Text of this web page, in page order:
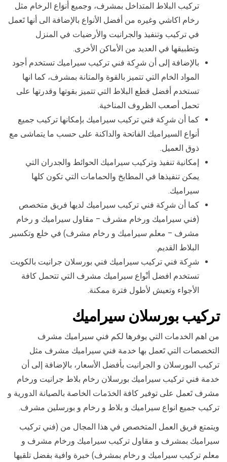
تركيب البلاط المتداخل بمشرف، وجميع أنوَاع الرخام مثل
رخام اكاشي وغيره من أفضل الأنواع بالإضافة الى أنها تَعمل
في تركيب وتنفيذ والجرانيت والأرضيات في المنزل
وتطبيقها في العديد من الأماكن الأخرى.
بالإضافة إلى أن شرِكة فني تركيب سيراميك تستخدم أجود
المواد الخام التي تتميز بالقوة والمتانة بمشرف، كما انها
تستخدم أفضل قطع البلاط التي تتميز بقوتها وقدرتها على
تحمل أصعب الظروف المناخية.
كما أن شرِكة فني تركيب سيراميك بإمكانها تركيب جميع
أنواع السيراميك الفاتحة والداكنة على حسب ما يتماشى مع
ذوق العميل.
إمكانية تنفيذ وتركيب سيراميك الحوائط والجدران التي
يمكن تنفيذها في المطابخ والحمامات التي تكون كلها
سيراميك.
كما أن شرِكة فني تركيب سيراميك لديها فريق متخصص
(فني سيراميك ورخام مشرف – مقاول سيراميك و رخام
مشرف – معلم سيراميك و رخام مشرف) في خلع وتكسير
البلاط القديم.
شرِكة فني تركيب سيراميك فني بورسلان جرانيت بالكويت
تستخدم افضل أنْواع سيراميك مشرف التي تتحمل كافة
الأجواء وتعيش لأطول فترة ممكنة.
تركيب بورسلان سيراميك
من اهم الخدمات التي يوفرها لكم فني سيراميك مشرف
التخصصات التي تَعمل بها خدمة فني سيراميك مشرف مثل
تركيب البورسلان و الجرانيت بأفضل الأسعار، بالإضافة إلى أن
خدمة فني تركيب سيراميك بورسلان رخام بلاط جرانيت ورخام
مشرف تَعمل على توفير كافة الخدَمات الخاصة بالصيانة الدورية و
تركيب جميع انواع سيراميك و بلاط و رخام و بورسلين مشرف.
ويتمتع فريق العمل المتخصص في هذا المجال من (فني تركيب
سيراميك بمشرف و مقاول تركيب سيراميك ورخام مشرف و
معلم تركيب سيراميك و رخام بمشرف) خبرة وافية بفضل تلقيها